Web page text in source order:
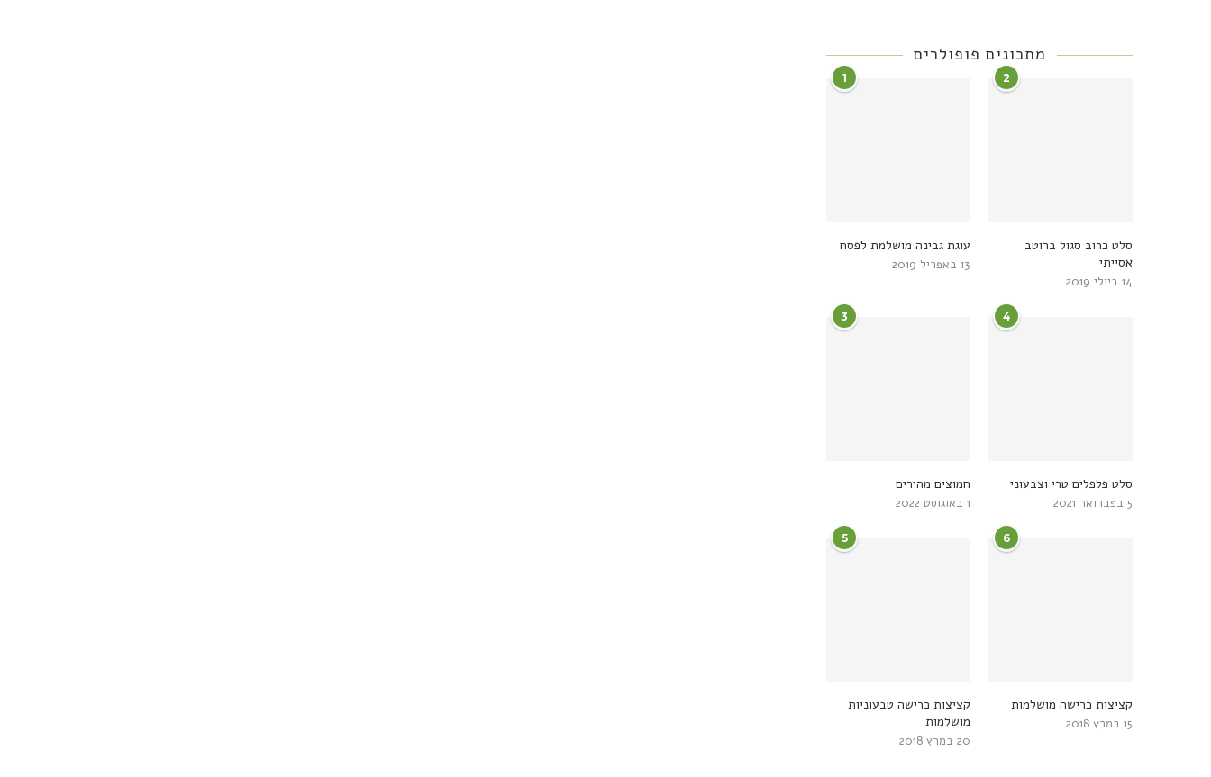
מתכונים פופולרים
1
עוגת גבינה מושלמת לפסח
13 באפריל 2019
2
סלט כרוב סגול ברוטב
אסייתי
14 ביולי 2019
3
חמוצים מהירים
1 באוגוסט 2022
4
סלט פלפלים טרי וצבעוני
5 בפברואר 2021
5
קציצות כרישה טבעוניות
מושלמות
20 במרץ 2018
6
קציצות כרישה מושלמות
15 במרץ 2018